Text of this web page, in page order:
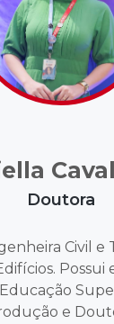
Doutora
Civil e
Possui
e